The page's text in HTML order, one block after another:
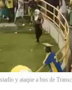
y ataque a bus de